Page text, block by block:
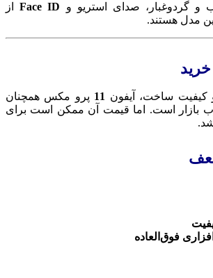
و گردوغبار، صدای استریو و Face IDاز
مدل هستند.
کیفیت ساخت، آیفون 11 پرو مکس همچنان
بازار است. اما قیمت آن ممکن است برای
فوق‌العاده